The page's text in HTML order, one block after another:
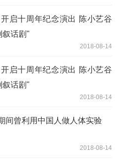
开启十周年纪念演出 陈小艺谷
叙话剧"
2018-08-14
开启十周年纪念演出 陈小艺谷
叙话剧"
2018-08-14
间曾利用中国人做人体实验
2018-08-14